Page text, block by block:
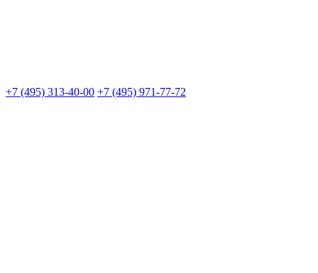
+7 (495) 313-40-00 +7 (495) 971-77-72